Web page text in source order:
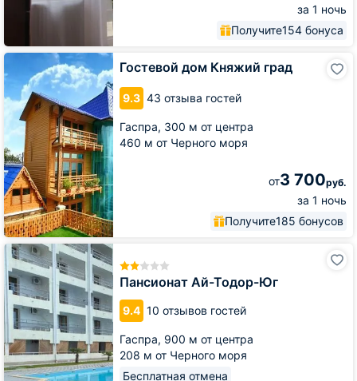
за 1 ночь
Получите154 бонуса
Гостевой дом Княжий град
9.3 43 отзыва гостей
Гаспра, 300 м от центра
460 м от Черного моря
от3 700руб.
за 1 ночь
Получите185 бонусов
Гостевой
дом
Княжий
град
Пансионат Ай-Тодор-Юг
9.4 10 отзывов гостей
Гаспра, 900 м от центра
208 м от Черного моря
Бесплатная отмена
Пансионат
Ай-
Тодор-
Юг